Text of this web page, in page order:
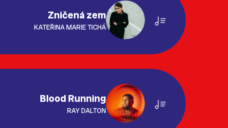
Zničená zem
KATEŘINA MARIE TICHÁ
Blood Running
RAY DALTON